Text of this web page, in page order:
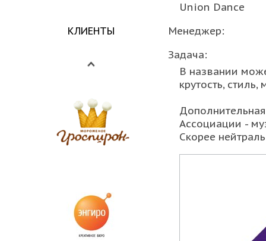
КЛИЕНТЫ
Union Dance
Менеджер:
Задача:
В названии
крутость,
Ассоциации -
Скорее